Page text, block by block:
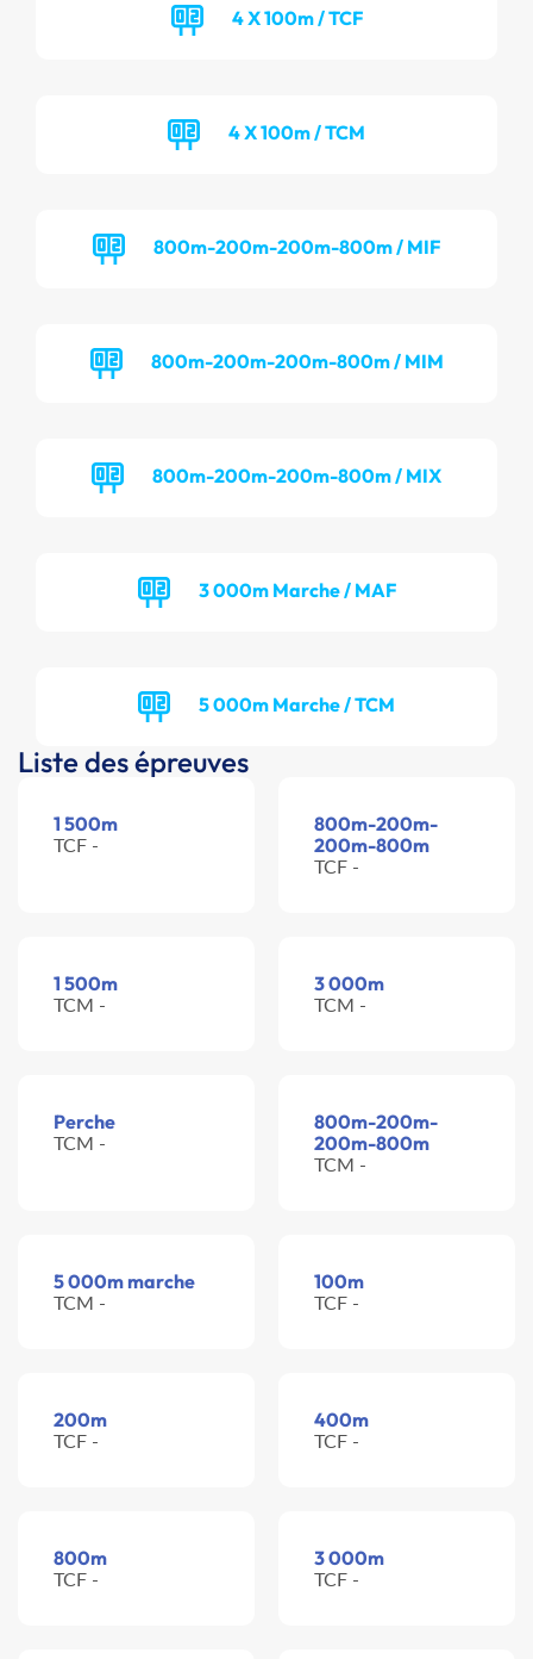
4 X 100m / TCF
4 X 100m / TCM
800m-200m-200m-800m / MIF
800m-200m-200m-800m / MIM
800m-200m-200m-800m / MIX
3 000m Marche / MAF
5 000m Marche / TCM
Liste des épreuves
1 500m
TCF -
800m-200m-
200m-800m
TCF -
1 500m
TCM -
3 000m
TCM -
Perche
TCM -
800m-200m-
200m-800m
TCM -
5 000m marche
TCM -
100m
TCF -
200m
TCF -
400m
TCF -
800m
TCF -
3 000m
TCF -